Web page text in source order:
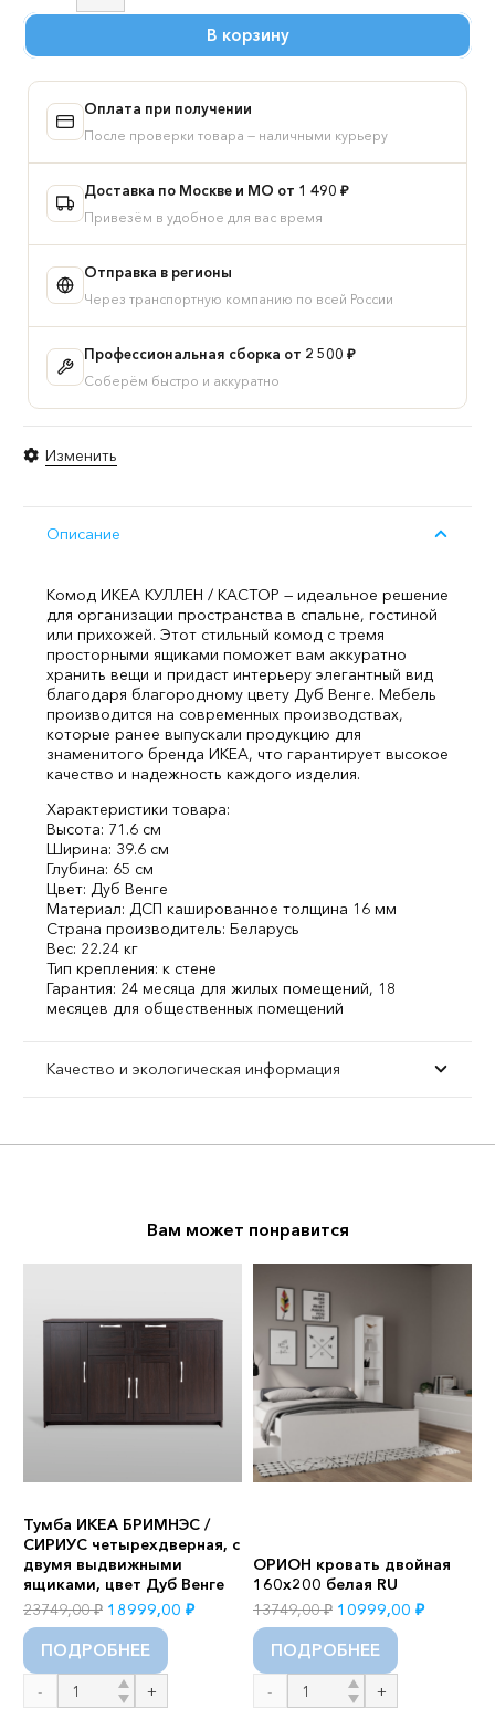
товара
ИКЕА
КУЛЛЕН
КАСТОР
с
тремя
ящиками,
Венге
В корзину
Оплата при получении
После проверки товара — наличными курьеру
Доставка по Москве и МО от 1 490 ₽
Привезём в удобное для вас время
Отправка в регионы
Через транспортную компанию по всей России
Профессиональная сборка от 2 500 ₽
Соберём быстро и аккуратно
Изменить
Описание
Комод ИКЕА КУЛЛЕН / КАСТОР — идеальное решение
для организации пространства в спальне, гостиной
или прихожей. Этот стильный комод с тремя
просторными ящиками поможет вам аккуратно
хранить вещи и придаст интерьеру элегантный вид
благодаря благородному цвету Дуб Венге. Мебель
производится на современных производствах,
которые ранее выпускали продукцию для
знаменитого бренда ИКЕА, что гарантирует высокое
качество и надежность каждого изделия.
Характеристики товара:
Высота: 71.6 см
Ширина: 39.6 см
Глубина: 65 см
Цвет: Дуб Венге
Материал: ДСП кашированное толщина 16 мм
Страна производитель: Беларусь
Вес: 22.24 кг
Тип крепления: к стене
Гарантия: 24 месяца для жилых помещений, 18
месяцев для общественных помещений
Качество и экологическая информация
Вам может понравится
₽.
Тумба ИКЕА БРИМНЭС /
СИРИУС четырехдверная, с
двумя выдвижными
ящиками, цвет Дуб Венге
23749,00₽ Первоначальная
цена
составляла
23749,00 ₽.
18999,00 ₽Текущая
18999,00 ₽.
ПОДРОБНЕЕ
Количество
ОРИОН кровать двойная
160х200 белая RU
13749,00₽ Первоначальная
цена
составляла
13749,00 ₽.
10999,00 ₽Текущая
ПОДРОБНЕЕ
Количество